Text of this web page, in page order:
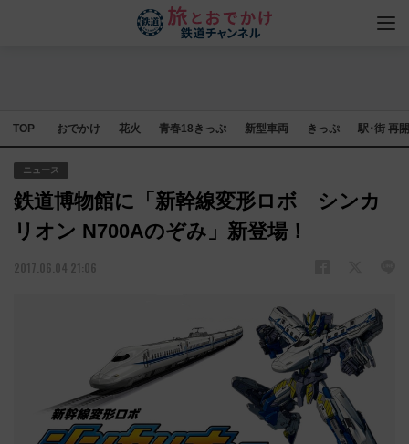
TOP おでかけ 花火 青春18きっぷ 新型車両 きっぷ 駅･街 再
ニュース
鉄道博物館に「新幹線変形ロボ シンカ
リオン N700Aのぞみ」新登場！
2017.06.04 21:06